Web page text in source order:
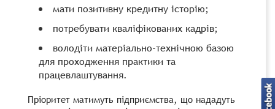
мати позитивну кредитну історію;
потребувати кваліфікованих кадрів;
володіти матеріально-технічною базою
для проходження практики та
працевлаштування.
Пріоритет матимуть підприємства, що нададуть